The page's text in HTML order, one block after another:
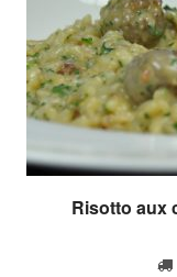
Risotto aux